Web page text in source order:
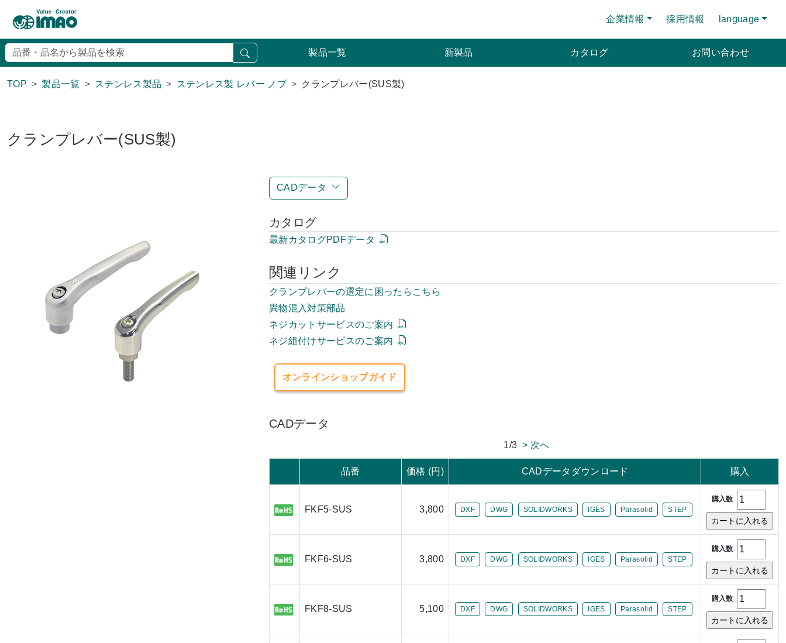
企業情報 採用情報 language
製品一覧 新製品 カタログ お問い合わせ
TOP 製品一覧 ステンレス製品 ステンレス製 レバー ノブ クランプレバー(SUS製)
クランプレバー(SUS製)
CADデータ
カタログ
最新カタログPDFデータ
関連リンク
クランプレバーの選定に困ったらこちら
異物混入対策部品
ネジカットサービスのご案内
ネジ組付けサービスのご案内
オンラインショップガイド
CADデータ
1/3 > 次へ
品番 価格 (円) CADデータダウンロード 購入
FKF5-SUS 3,800 DXF DWG SOLIDWORKS IGES Parasolid STEP
購入数
FKF6-SUS 3,800 DXF DWG SOLIDWORKS IGES Parasolid STEP
購入数
FKF8-SUS 5,100 DXF DWG SOLIDWORKS IGES Parasolid STEP
購入数